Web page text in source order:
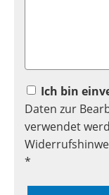
Ich bin
Daten zur
verwendet
*